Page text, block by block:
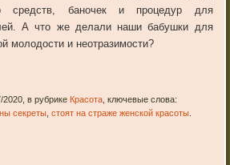
средств, баночек и процедур для
А что же делали наши бабушки для
молодости и неотразимости?
2020, в рубрике Красота , ключевые слова:
секреты ,стоят на страже женской красоты